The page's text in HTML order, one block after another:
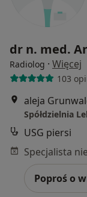
dr n. med.
Radiolog · Więcej
103
aleja
USG piersi
Poproś o